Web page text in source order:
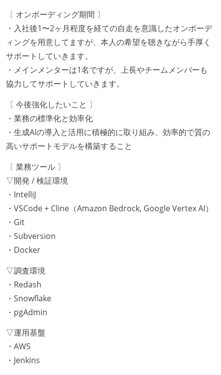
〔 オンボーディング期間 〕
・入社後1〜2ヶ月程度を経ての自走を意識したオンボーデ
ィングを用意してますが、本人の希望を聴きながら手厚く
サポートしていきます。
・メインメンターは1名ですが、上長やチームメンバーも
協力してサポートしていきます。
〔 今後強化したいこと 〕
・業務の標準化と効率化
・生成AIの導入と活用に積極的に取り組み、効率的で質の
高いサポートモデルを構築すること
〔 業務ツール 〕
▽開発 / 検証環境
・IntelliJ
・VSCode + Cline（Amazon Bedrock, Google Vertex AI）
・Git
・Subversion
・Docker
▽調査環境
・Redash
・Snowflake
・pgAdmin
▽運用基盤
・AWS
・Jenkins